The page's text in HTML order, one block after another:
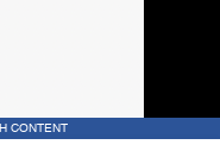
CONTENT